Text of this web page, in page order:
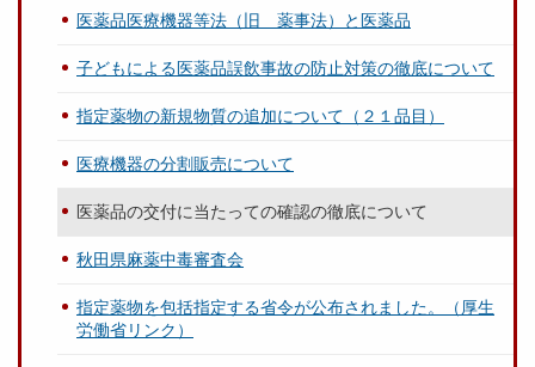
医薬品医療機器等法（旧 薬事法）と医薬品
子どもによる医薬品誤飲事故の防止対策の徹底について
指定薬物の新規物質の追加について（２１品目）
医療機器の分割販売について
医薬品の交付に当たっての確認の徹底について
秋田県麻薬中毒審査会
指定薬物を包括指定する省令が公布されました。（厚生
労働省リンク）